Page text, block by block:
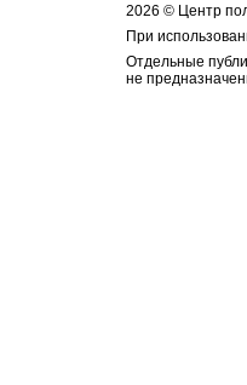
2026 © Центр
При
Отдельные
не